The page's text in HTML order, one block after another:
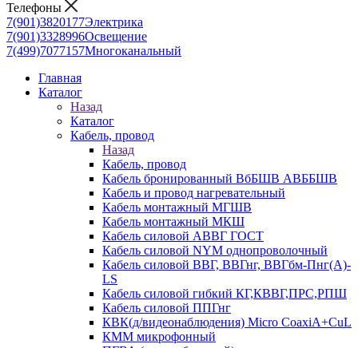
Телефоны
7(901)3820177Электрика
7(901)3328996Освещение
7(499)7077157Многоканальный
Главная
Каталог
Назад
Каталог
Кабель, провод
Назад
Кабель, провод
Кабель бронированный ВбБШВ АВББШВ
Кабель и провод нагревательный
Кабель монтажный МГШВ
Кабель монтажный МКШ
Кабель силовой АВВГ ГОСТ
Кабель силовой NYM однопроволочный
Кабель силовой ВВГ, ВВГнг, ВВГбм-Пнг(А)-
LS
Кабель силовой гибкий КГ,КВВГ,ПРС,РПШ
Кабель силовой ППГнг
КВК(д/видеонаблюдения) Micro CoaxiA+CuL
КММ микрофонный